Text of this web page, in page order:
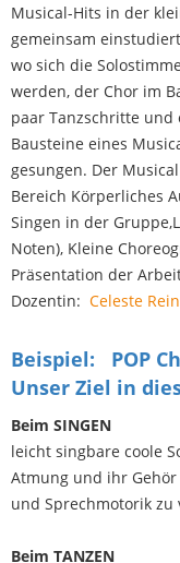
Musical-Hits in der
gemeinsam
wo sich die
werden, der Chor im
paar Tanzschritte und
Bausteine eines
gesungen. Der
Bereich Körperliches
Singen in der
Noten), Kleine
Präsentation der
Dozentin: Celeste
Beispiel: POP
Unser Ziel in
Beim SINGEN
leicht singbare coole
Atmung und ihr
und Sprechmotorik zu
Beim TANZEN